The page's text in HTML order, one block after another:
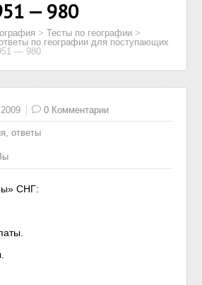
— 980
>Тесты по географии >
по географии для поступающих
— 980
0 Комментарии
ответы
СНГ: